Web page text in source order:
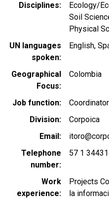
Disciplines
Ecology/
Soil
Physical
UN languages
spoken
English
Geographical
Focus
Colombia
Job function
Coordinator
Division
Corpoica
Email
Telephone
number
57 1
Work
experience
Projects
la